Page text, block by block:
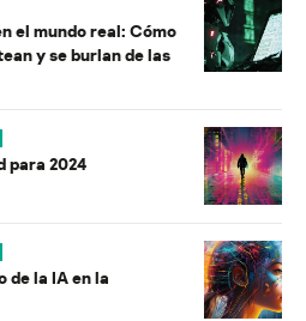
el mundo real: Cómo
y se burlan de las
para 2024
de la IA en la